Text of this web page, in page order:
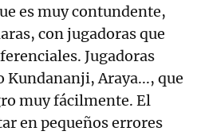
es muy contundente,
con jugadoras que
Jugadoras
Araya..., que
muy fácilmente. El
en pequeños errores